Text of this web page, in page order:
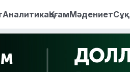
АналитикаҚоғамМәдениет